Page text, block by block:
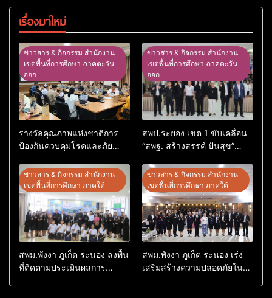
เรื่องมาใหม่
ข่าวสาร & กิจกรรม สำนักงาน
เขตพื้นที่การศึกษา ภาคตะวัน
ออก
รางวัลคุณภาพแห่งชาติการ
ป้องกันควบคุมโรคและภัย
ข่าวสาร & กิจกรรม สำนักงาน
เขตพื้นที่การศึกษา ภาคตะวัน
ออก
สพป.ระยอง เขต 1 ขับเคลื่อน
“สพฐ. สร้างสรรค์ ปันสุข”
ศึกษาปลอดภัยจากยาเสพติด
ข่าวสาร & กิจกรรม สำนักงาน
เขตพื้นที่การศึกษา ภาคใต้
สพม.พังงา ภูเก็ต ระนอง ลงพื้น
ที่ติดตามประเมินผลการ
ข่าวสาร & กิจกรรม สำนักงาน
เขตพื้นที่การศึกษา ภาคใต้
สพม.พังงา ภูเก็ต ระนอง เร่ง
เสริมสร้างความปลอดภัยใน